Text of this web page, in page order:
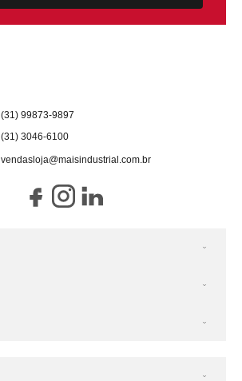
(31) 99873-9897
(31) 3046-6100
vendasloja@maisindustrial.com.br